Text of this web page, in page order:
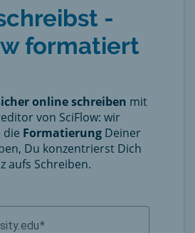
-
formatiert
online schreiben mit
von SciFlow: wir
die Formatierung Deiner
Du konzentrierst Dich
aufs Schreiben.